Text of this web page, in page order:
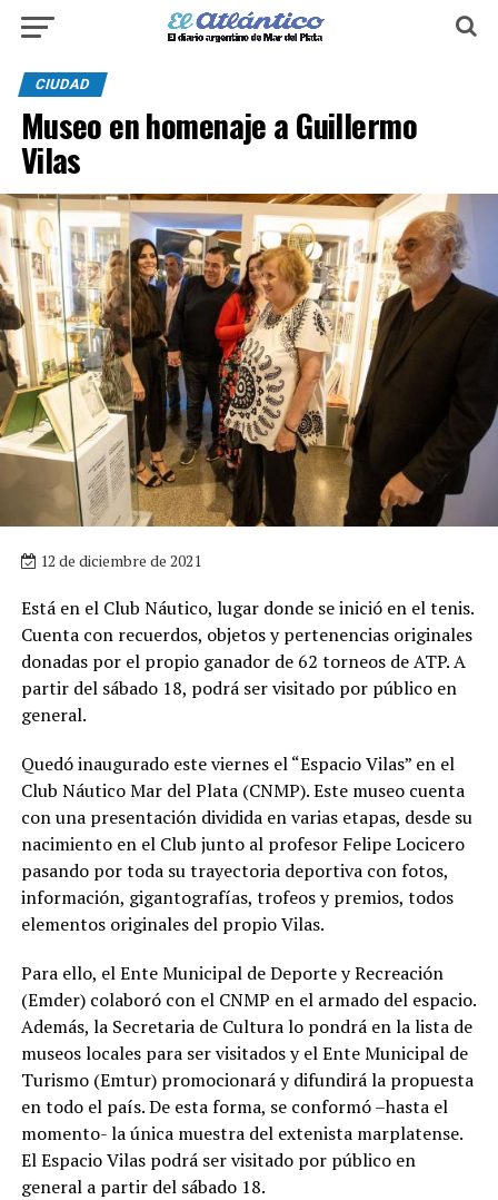
CIUDAD
Museo en homenaje a Guillermo
Vilas
12 de diciembre de 2021
Está en el Club Náutico, lugar donde se inició en el tenis.
Cuenta con recuerdos, objetos y pertenencias originales
donadas por el propio ganador de 62 torneos de ATP. A
partir del sábado 18, podrá ser visitado por público en
general.
Quedó inaugurado este viernes el “Espacio Vilas” en el
Club Náutico Mar del Plata (CNMP). Este museo cuenta
con una presentación dividida en varias etapas, desde su
nacimiento en el Club junto al profesor Felipe Locicero
pasando por toda su trayectoria deportiva con fotos,
información, gigantografías, trofeos y premios, todos
elementos originales del propio Vilas.
Para ello, el Ente Municipal de Deporte y Recreación
(Emder) colaboró con el CNMP en el armado del espacio.
Además, la Secretaria de Cultura lo pondrá en la lista de
museos locales para ser visitados y el Ente Municipal de
Turismo (Emtur) promocionará y difundirá la propuesta
en todo el país. De esta forma, se conformó –hasta el
momento- la única muestra del extenista marplatense.
El Espacio Vilas podrá ser visitado por público en
general a partir del sábado 18.